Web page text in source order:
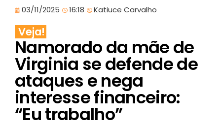
03/11/2025 16:18 Katiuce Carvalho
Veja!
Namorado da mãe de
Virginia se defende de
ataques e nega
interesse financeiro:
“Eu trabalho”